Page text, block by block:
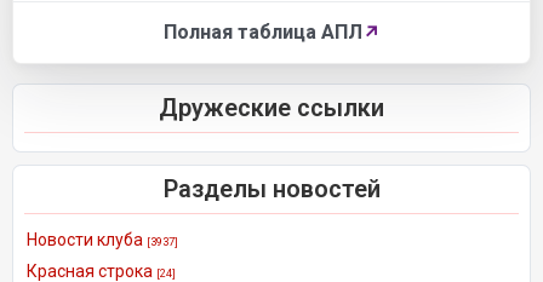
Полная таблица АПЛ ↗
Дружеские ссылки
Разделы новостей
Новости клуба [3937]
Красная строка [24]